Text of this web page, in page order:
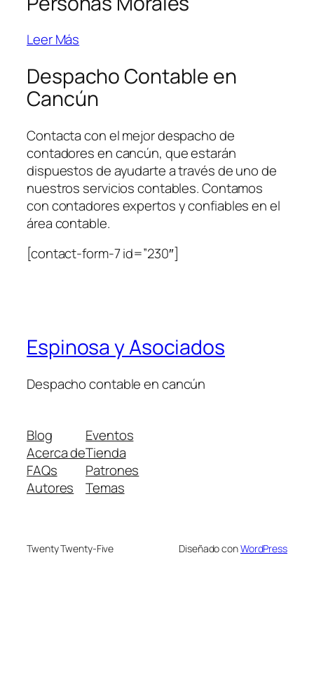
Leer Más
Despacho Contable en
Cancún
Contacta con el mejor despacho de
contadores en cancún, que estarán
dispuestos de ayudarte a través de uno de
nuestros servicios contables. Contamos
con contadores expertos y confiables en el
área contable.
[contact-form-7 id=”230″]
Espinosa y Asociados
Despacho contable en cancún
Blog
Acerca de
FAQs
Autores
Eventos
Tienda
Patrones
Temas
Twenty Twenty-Five Diseñado conWordPress